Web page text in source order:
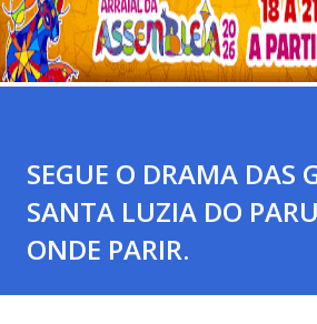
SEGUE O DRAMA DAS
SANTA LUZIA DO
ONDE PARIR.